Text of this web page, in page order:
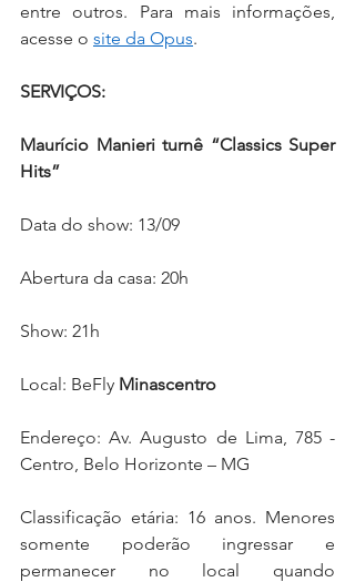
entre outros. Para mais informações,
acesse o site da Opus.
SERVIÇOS:
Maurício Manieri turnê “Classics Super
Hits”
Data do show: 13/09
Abertura da casa: 20h
Show: 21h
Local: BeFly Minascentro
Endereço: Av. Augusto de Lima, 785 -
Centro, Belo Horizonte – MG
Classificação etária: 16 anos. Menores
somente poderão ingressar e
permanecer no local quando